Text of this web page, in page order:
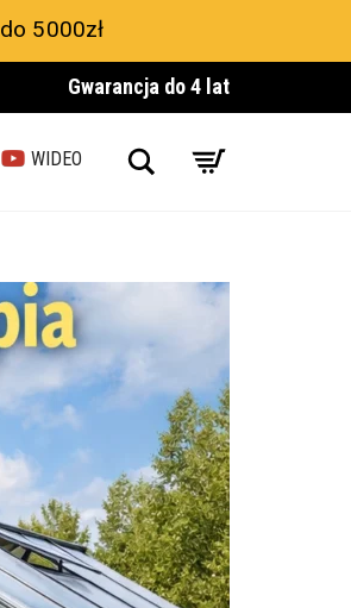
do 5000zł
Gwarancja do 4 lat
WIDEO Search